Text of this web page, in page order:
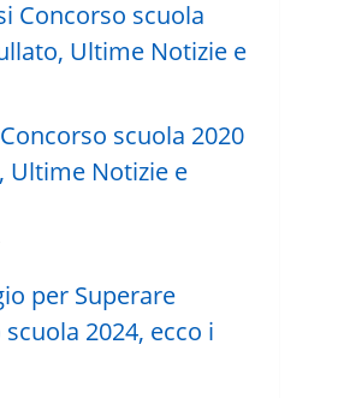
scuola 2020
Ultime Notizie e